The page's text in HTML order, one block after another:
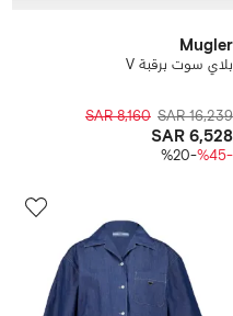
Mugler
بلاي سوت برقبة V
SAR 16,239
SAR 8,160
SAR 6,528
-%45
-%20